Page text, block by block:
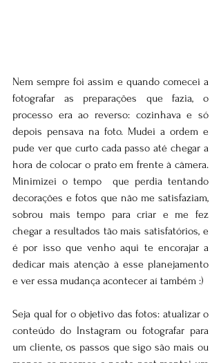
Nem sempre foi assim e quando comecei a
fotografar as preparações que fazia, o
processo era ao reverso: cozinhava e só
depois pensava na foto. Mudei a ordem e
pude ver que curto cada passo até chegar a
hora de colocar o prato em frente à câmera.
Minimizei o tempo  que perdia tentando
decorações e fotos que não me satisfaziam,
sobrou mais tempo para criar e me fez
chegar a resultados tão mais satisfatórios, e
é por isso que venho aqui te encorajar a
dedicar mais atenção à esse planejamento
e ver essa mudança acontecer aí também :)
Seja qual for o objetivo das fotos: atualizar o
conteúdo do Instagram ou fotografar para
um cliente, os passos que sigo são mais ou